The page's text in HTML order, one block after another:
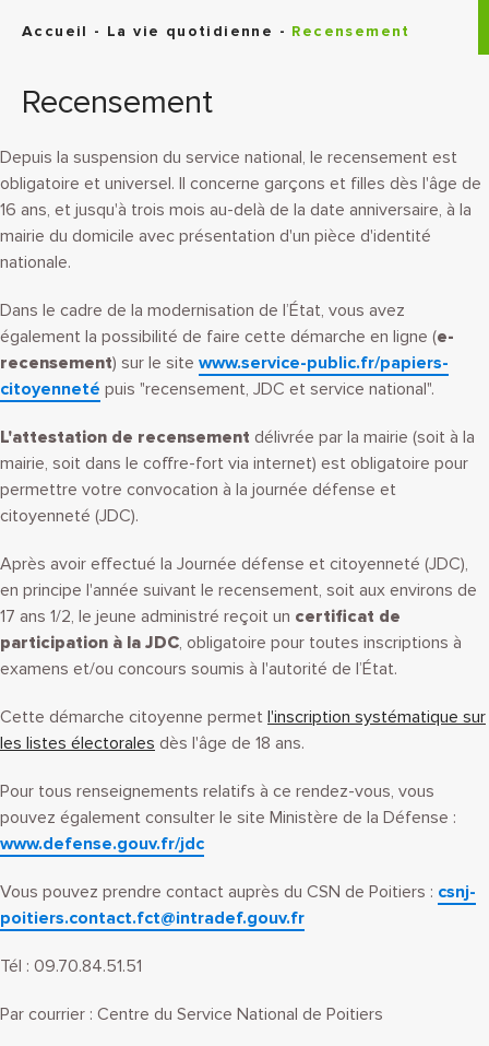
Accueil - La vie quotidienne - Recensement
Recensement
Depuis la suspension du service national, le recensement est
obligatoire et universel. Il concerne garçons et filles dès l'âge de
16 ans, et jusqu'à trois mois au-delà de la date anniversaire, à la
mairie du domicile avec présentation d'un pièce d'identité
nationale.
Dans le cadre de la modernisation de l’État, vous avez
également la possibilité de faire cette démarche en ligne (e-
recensement) sur le site www.service-public.fr/papiers-
citoyenneté puis "recensement, JDC et service national".
L'attestation de recensement délivrée par la mairie (soit à la
mairie, soit dans le coffre-fort via internet) est obligatoire pour
permettre votre convocation à la journée défense et
citoyenneté (JDC).
Après avoir effectué la Journée défense et citoyenneté (JDC),
en principe l'année suivant le recensement, soit aux environs de
17 ans 1/2, le jeune administré reçoit un certificat de
participation à la JDC, obligatoire pour toutes inscriptions à
examens et/ou concours soumis à l'autorité de l’État.
Cette démarche citoyenne permet l'inscription systématique sur
les listes électorales dès l'âge de 18 ans.
Pour tous renseignements relatifs à ce rendez-vous, vous
pouvez également consulter le site Ministère de la Défense :
www.defense.gouv.fr/jdc
Vous pouvez prendre contact auprès du CSN de Poitiers : csnj-
poitiers.contact.fct@intradef.gouv.fr
Tél : 09.70.84.51.51
Par courrier : Centre du Service National de Poitiers